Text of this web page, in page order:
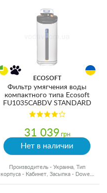
ECOSOFT
Фильтр умягчения воды
компактного типа Ecosoft
FU1035CABDV STANDARD
31 039 грн
Нет в наличии
Производитель - Украина, Тип
корпуса - Кабинет, Засыпка - Dowex,